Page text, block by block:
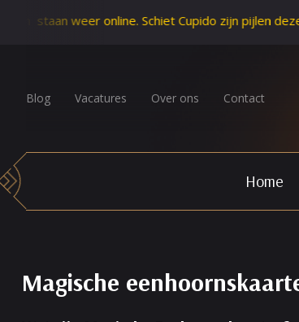
weer online. Schiet Cupido zijn pijlen deze week
Blog Vacatures Over ons Contact
Home
Magische